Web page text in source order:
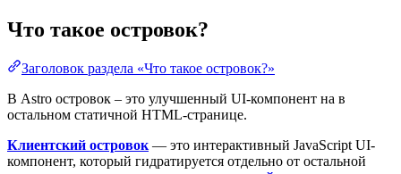
Что такое островок?
Заголовок раздела «Что такое островок?»
В Astro островок – это улучшенный UI-компонент на в
остальном статичной HTML-странице.
Клиентский островок— это интерактивный JavaScript UI-
компонент, который гидратируется отдельно от остальной